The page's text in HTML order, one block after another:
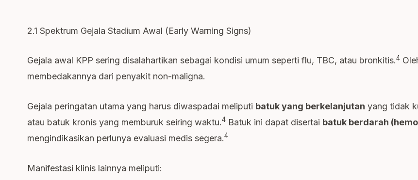
2.1 Spektrum Gejala Stadium Awal (Early Warning Signs)
Gejala awal KPP sering disalahartikan sebagai kondisi umum seperti flu, TBC, atau bronkitis.4
membedakannya dari penyakit non-maligna.
Gejala peringatan utama yang harus diwaspadai meliputi batuk yang berkelanjutan yang tidak
atau batuk kronis yang memburuk seiring waktu.4 Batuk ini dapat disertai batuk berdarah
mengindikasikan perlunya evaluasi medis segera.4
Manifestasi klinis lainnya meliputi: